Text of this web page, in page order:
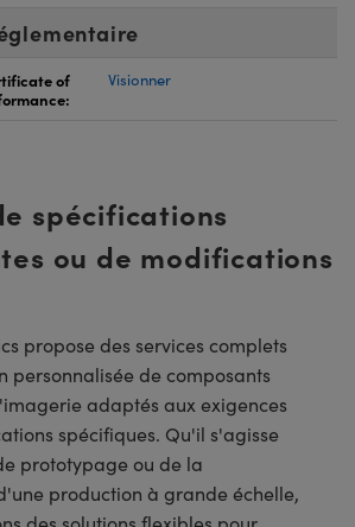
of
Visionner
spécifications
ou de modifications
propose des services complets
personnalisée de composants
adaptés aux exigences
spécifiques. Qu'il s'agisse
prototypage ou de la
production à grande échelle,